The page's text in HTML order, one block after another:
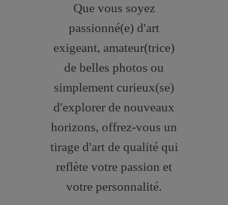
artstation
Que vous soyez
passionné(e) d'art
exigeant, amateur(trice)
de belles photos ou
simplement curieux(se)
d'explorer de nouveaux
horizons, offrez-vous un
tirage d'art de qualité qui
reflète votre passion et
votre personnalité.